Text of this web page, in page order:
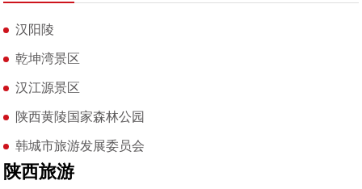
汉阳陵
乾坤湾景区
汉江源景区
陕西黄陵国家森林公园
韩城市旅游发展委员会
陕西旅游